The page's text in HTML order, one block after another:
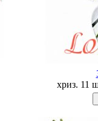
хриз. 11